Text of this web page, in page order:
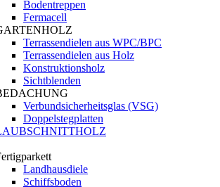
Bodentreppen
Fermacell
Terrassendielen aus WPC/BPC
Terrassendielen aus Holz
Konstruktionsholz
Sichtblenden
Verbundsicherheitsglas (VSG)
Doppelstegplatten
Landhausdiele
Schiffsboden